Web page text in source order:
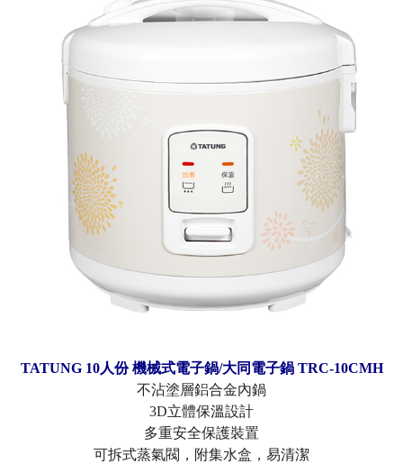
TATUNG 10人份 機械式電子鍋/大同電子鍋 TRC-10CMH
不沾塗層鋁合金內鍋
3D立體保溫設計
多重安全保護裝置
可拆式蒸氣閥，附集水盒，易清潔